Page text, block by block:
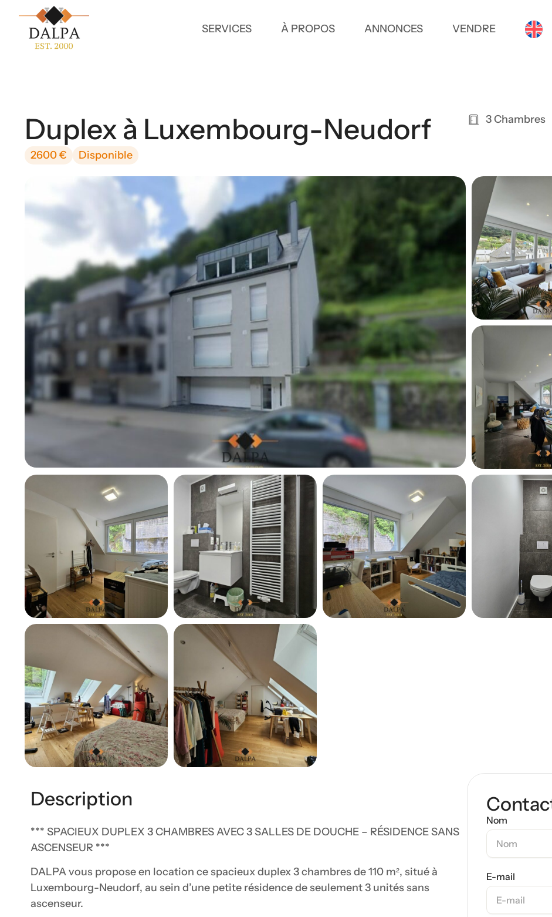
SERVICES À PROPOS ANNONCES VENDRE
Duplex à Luxembourg-Neudorf
2600 € Disponible
3 Chambres
Description
*** SPACIEUX DUPLEX 3 CHAMBRES AVEC 3 SALLES DE DOUCHE – RÉSIDENCE SANS
ASCENSEUR ***
DALPA vous propose en location ce spacieux duplex 3 chambres de 110 m², situé à
Luxembourg-Neudorf, au sein d’une petite résidence de seulement 3 unités sans
ascenseur.
Nom
E-mail